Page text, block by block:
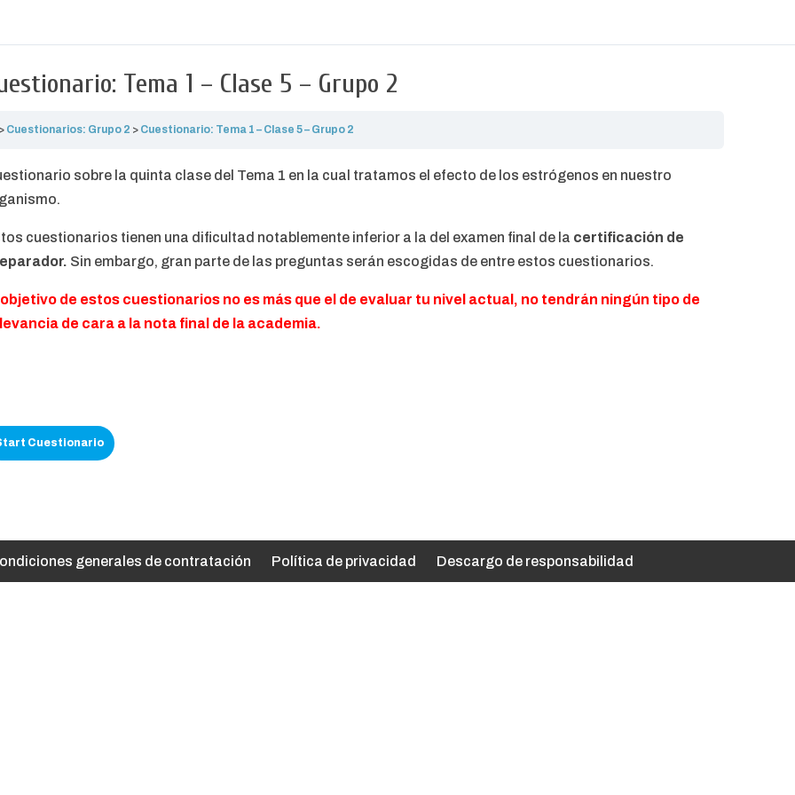
Tema 1 – Clase 5 – Grupo 2
Cuestionarios: Grupo 2 Cuestionario: Tema 1 – Clase 5 – Grupo 2
sobre la quinta clase del Tema 1 en la cual tratamos el efecto de los estrógenos en nuestro
cuestionarios tienen una dificultad notablemente inferior a la del examen final de la certificación de
Sin embargo, gran parte de las preguntas serán escogidas de entre estos cuestionarios.
objetivo de estos cuestionarios no es más que el de evaluar tu nivel actual, no tendrán ningún tipo de
de cara a la nota final de la academia.
generales de contratación Política de privacidad Descargo de responsabilidad